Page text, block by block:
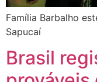
Família Barbalho
Sapucaí
Brasil